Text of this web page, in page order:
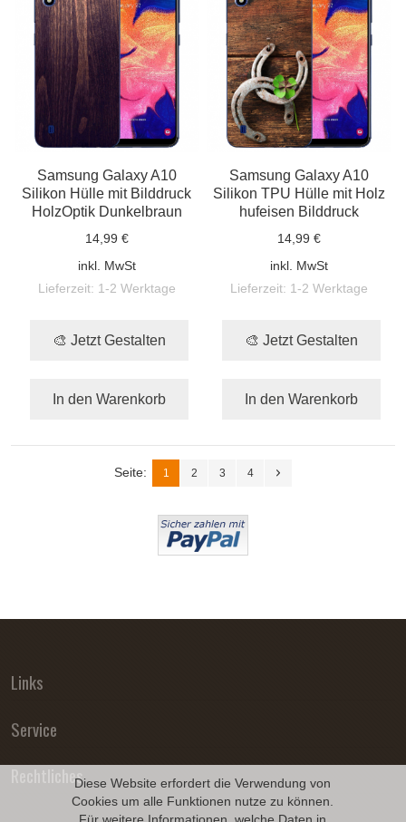
Diese Website erfordert die Verwendung von
Cookies um alle Funktionen nutze zu können.
Samsung Galaxy A10
Silikon Hülle mit Bilddruck
HolzOptik Dunkelbraun
14,99 €
inkl. MwSt
Lieferzeit: 1-2 Werktage
🎨 Jetzt Gestalten
In den Warenkorb
Samsung Galaxy A10
Silikon TPU Hülle mit Holz
hufeisen Bilddruck
14,99 €
inkl. MwSt
Lieferzeit: 1-2 Werktage
🎨 Jetzt Gestalten
In den Warenkorb
Seite: 1 2 3 4
Links
Service
Rechtliches